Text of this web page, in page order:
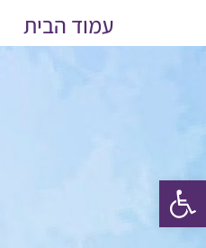
פתח סרגל נגישות
עמוד הבית